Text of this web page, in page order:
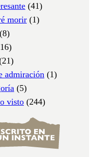
(41)
morir (1)
(8)
admiración (1)
(5)
visto (244)